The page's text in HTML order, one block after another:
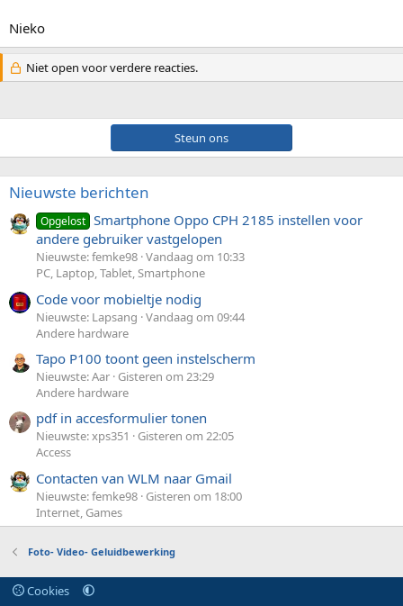
Nieko
Niet open voor verdere reacties.
Steun ons
Nieuwste berichten
Opgelost Smartphone Oppo CPH 2185 instellen voor
andere gebruiker vastgelopen
Nieuwste: femke98 Vandaag om 10:33
PC, Laptop, Tablet, Smartphone
Code voor mobieltje nodig
Nieuwste: Lapsang Vandaag om 09:44
Andere hardware
Tapo P100 toont geen instelscherm
Nieuwste: Aar Gisteren om 23:29
Andere hardware
pdf in accesformulier tonen
Nieuwste: xps351
Gisteren om 22:05
Access
Contacten van WLM naar Gmail
Nieuwste: femke98 Gisteren om 18:00
Internet, Games
Foto- Video- Geluidbewerking
Cookies